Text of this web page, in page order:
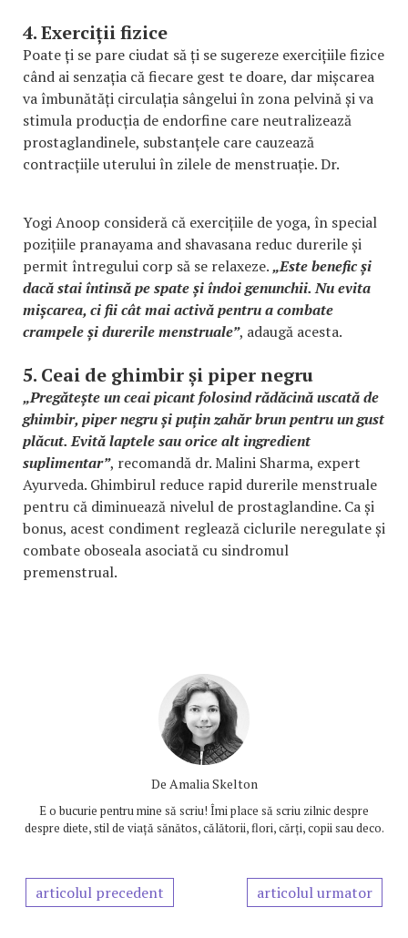
4. Exerciții fizice
Poate ți se pare ciudat să ți se sugereze exercițiile fizice
când ai senzația că fiecare gest te doare, dar mișcarea
va îmbunătăți circulația sângelui în zona pelvină și va
stimula producția de endorfine care neutralizează
prostaglandinele, substanțele care cauzează
contracțiile uterului în zilele de menstruație. Dr.
Yogi Anoop consideră că exercițiile de yoga, în special
pozițiile pranayama and shavasana reduc durerile și
permit întregului corp să se relaxeze.„Este benefic și
dacă stai întinsă pe spate și îndoi genunchii. Nu evita
mișcarea, ci fii cât mai activă pentru a combate
crampele și durerile menstruale”, adaugă acesta.
5. Ceai de ghimbir și piper negru
„Pregătește un ceai picant folosind rădăcină uscată de
ghimbir, piper negru și puțin zahăr brun pentru un gust
plăcut. Evită laptele sau orice alt ingredient
suplimentar”, recomandă dr. Malini Sharma, expert
Ayurveda. Ghimbirul reduce rapid durerile menstruale
pentru că diminuează nivelul de prostaglandine. Ca și
bonus, acest condiment reglează ciclurile neregulate și
combate oboseala asociată cu sindromul
premenstrual.
De Amalia Skelton
E o bucurie pentru mine să scriu! Îmi place să scriu zilnic despre
despre diete, stil de viață sănătos, călătorii, flori, cărți, copii sau deco.
articolul precedent articolul urmator